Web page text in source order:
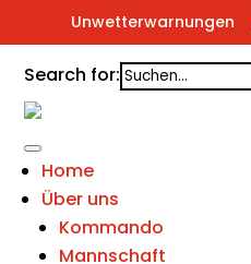
Unwetterwarnungen
Search for:
Home
Über uns
Kommando
Mannschaft